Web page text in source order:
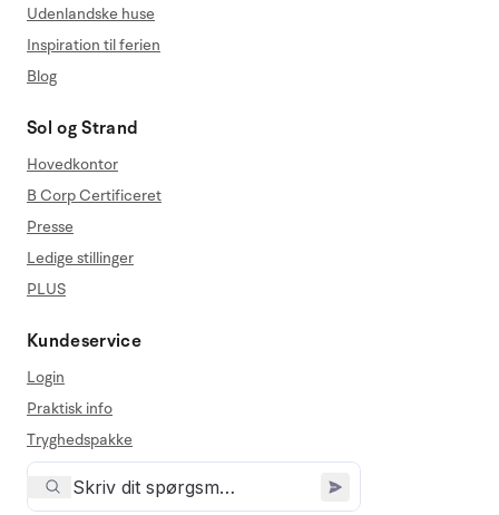
Udenlandske huse
Inspiration til ferien
Blog
Sol og Strand
Hovedkontor
B Corp Certificeret
Presse
Ledige stillinger
PLUS
Kundeservice
Login
Praktisk info
Tryghedspakke